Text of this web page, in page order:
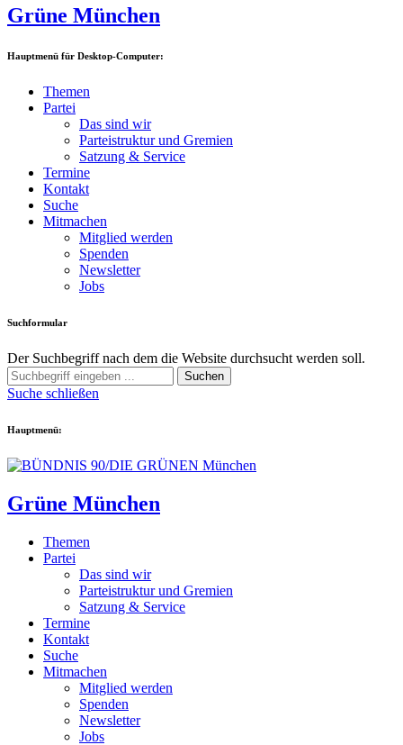
Grüne München
Hauptmenü für Desktop-Computer:
Themen
Partei
Das sind wir
Parteistruktur und Gremien
Satzung & Service
Termine
Kontakt
Suche
Mitmachen
Mitglied werden
Spenden
Newsletter
Jobs
Suchformular
Der Suchbegriff nach dem die Website durchsucht werden soll.
Suchen
Suche schließen
Hauptmenü:
Grüne München
Themen
Partei
Das sind wir
Parteistruktur und Gremien
Satzung & Service
Termine
Kontakt
Suche
Mitmachen
Mitglied werden
Spenden
Newsletter
Jobs